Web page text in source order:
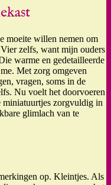
moeite willen nemen om
Vier zelfs, want mijn ouders
warme en gedetailleerde
Met zorg omgeven
vragen, soms in de
Nu voelt het doorvoeren
zorgvuldig in
glimlach van te
op. Kleintjes. Als